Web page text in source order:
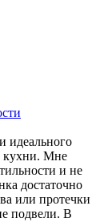
идеального
кухни. Мне
и не
достаточно
или протечки
подвели. В